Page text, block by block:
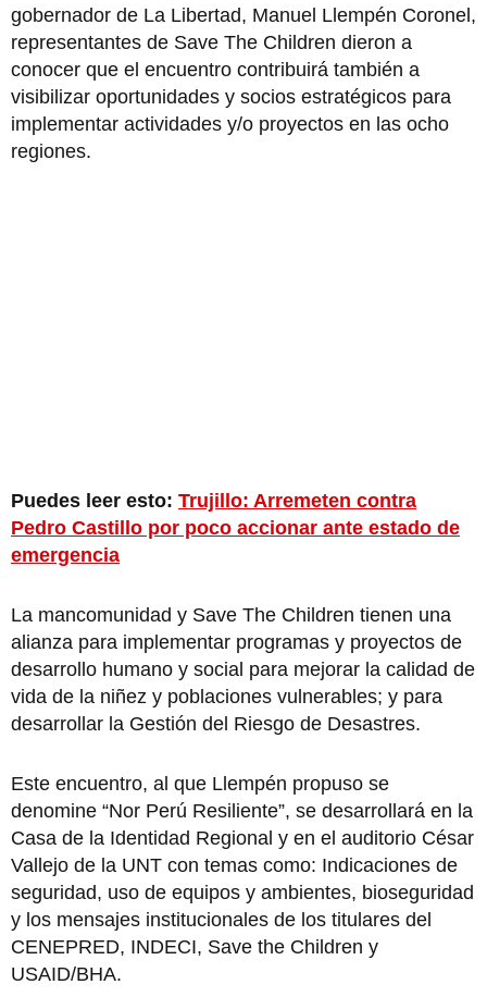
gobernador de La Libertad, Manuel Llempén Coronel,
representantes de Save The Children dieron a
conocer que el encuentro contribuirá también a
visibilizar oportunidades y socios estratégicos para
implementar actividades y/o proyectos en las ocho
regiones.
Puedes leer esto: Trujillo: Arremeten contra
Pedro Castillo por poco accionar ante estado de
emergencia
La mancomunidad y Save The Children tienen una
alianza para implementar programas y proyectos de
desarrollo humano y social para mejorar la calidad de
vida de la niñez y poblaciones vulnerables; y para
desarrollar la Gestión del Riesgo de Desastres.
Este encuentro, al que Llempén propuso se
denomine “Nor Perú Resiliente”, se desarrollará en la
Casa de la Identidad Regional y en el auditorio César
Vallejo de la UNT con temas como: Indicaciones de
seguridad, uso de equipos y ambientes, bioseguridad
y los mensajes institucionales de los titulares del
CENEPRED, INDECI, Save the Children y
USAID/BHA.